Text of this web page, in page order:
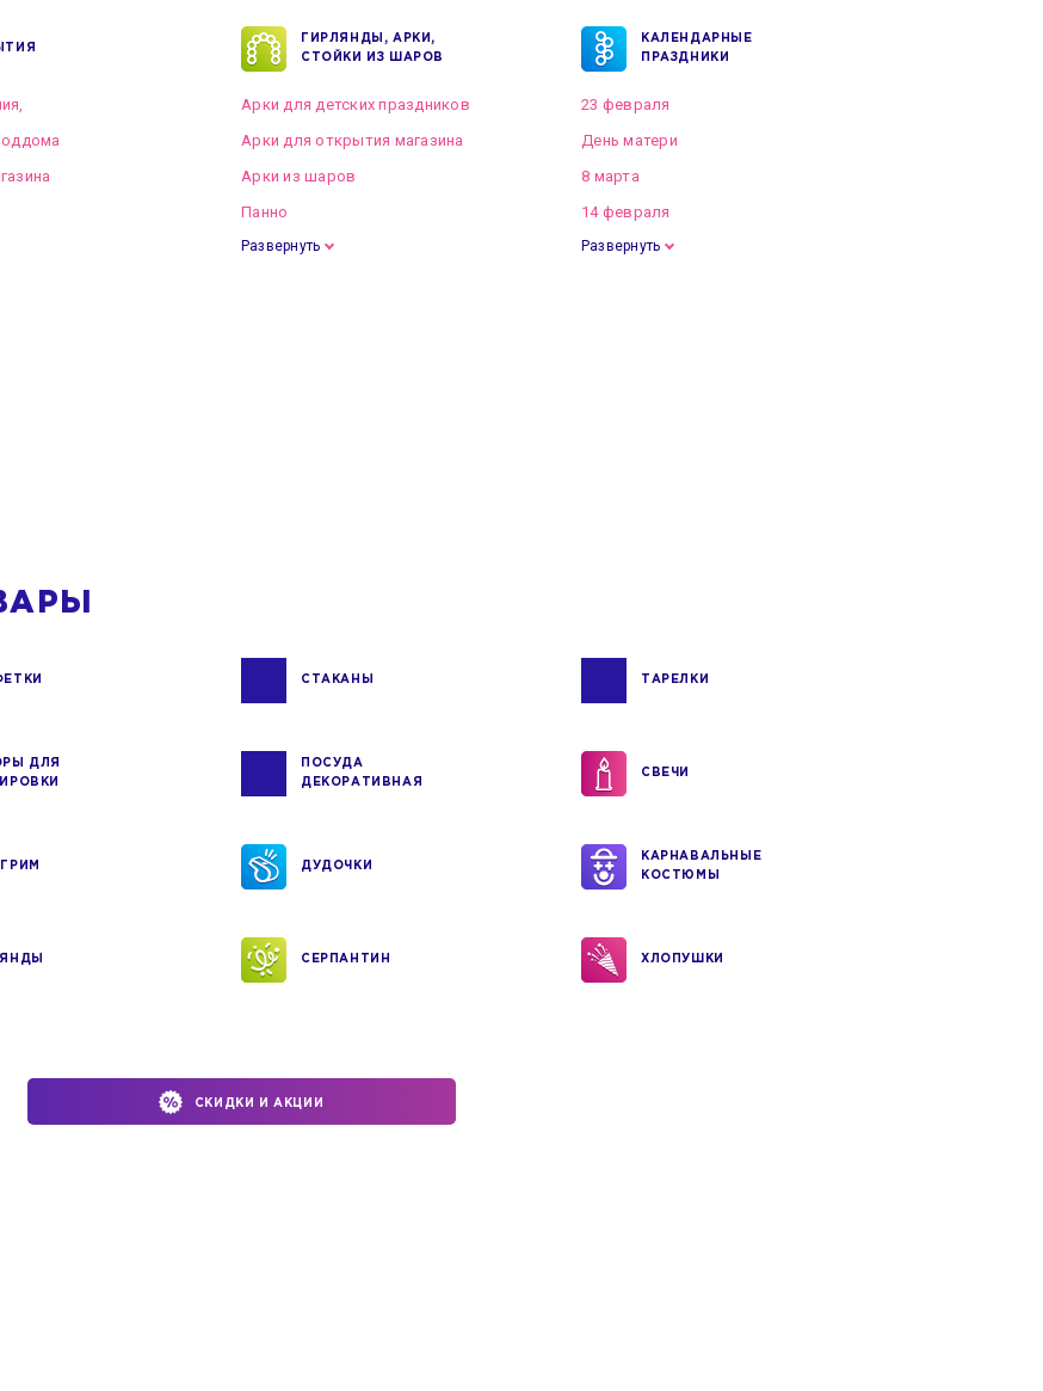
ГИРЛЯНДЫ, АРКИ,
СТОЙКИ ИЗ ШАРОВ
Арки для детских праздников
Арки для открытия магазина
Арки из шаров
Панно
Развернуть
КАЛЕНДАРНЫЕ
ПРАЗДНИКИ
23 февраля
День матери
8 марта
14 февраля
Развернуть
СТАКАНЫ ТАРЕЛКИ
ДЛЯ
ПОСУДА
ДЕКОРАТИВНАЯ
СВЕЧИ
ДУДОЧКИ
КАРНАВАЛЬНЫЕ
КОСТЮМЫ
СЕРПАНТИН ХЛОПУШКИ
СКИДКИ И АКЦИИ